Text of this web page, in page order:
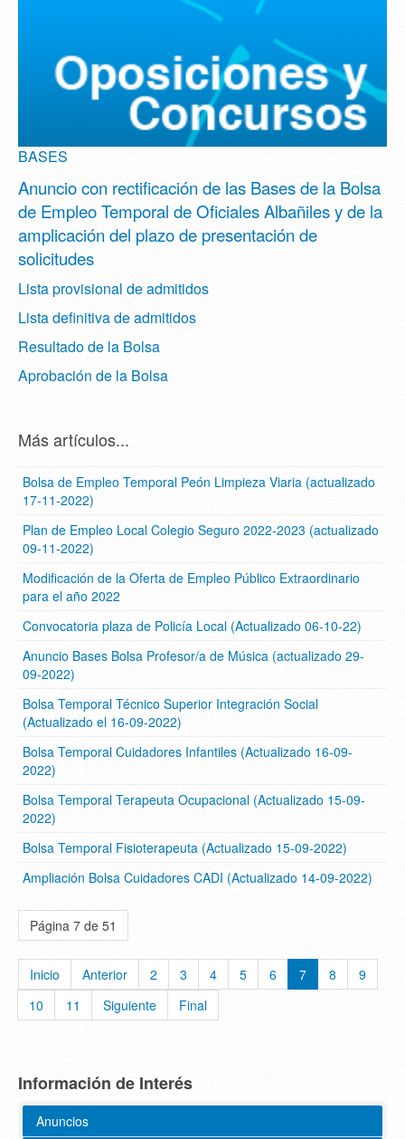
BASES
Anuncio con rectificación de las Bases de la Bolsa
de Empleo Temporal de Oficiales Albañiles y de la
amplicación del plazo de presentación de
solicitudes
Lista provisional de admitidos
Lista definitiva de admitidos
Resultado de la Bolsa
Aprobación de la Bolsa
Más artículos...
Bolsa de Empleo Temporal Peón Limpieza Viaria (actualizado
17-11-2022)
Plan de Empleo Local Colegio Seguro 2022-2023 (actualizado
09-11-2022)
Modificación de la Oferta de Empleo Público Extraordinario
para el año 2022
Convocatoria plaza de Policía Local (Actualizado 06-10-22)
Anuncio Bases Bolsa Profesor/a de Música (actualizado 29-
09-2022)
Bolsa Temporal Técnico Superior Integración Social
(Actualizado el 16-09-2022)
Bolsa Temporal Cuidadores Infantiles (Actualizado 16-09-
2022)
Bolsa Temporal Terapeuta Ocupacional (Actualizado 15-09-
2022)
Bolsa Temporal Fisioterapeuta (Actualizado 15-09-2022)
Ampliación Bolsa Cuidadores CADI (Actualizado 14-09-2022)
Página 7 de 51
Inicio Anterior 2 3 4 5 6 7 8
9
10
11 Siguiente Final
Información de Interés
Anuncios